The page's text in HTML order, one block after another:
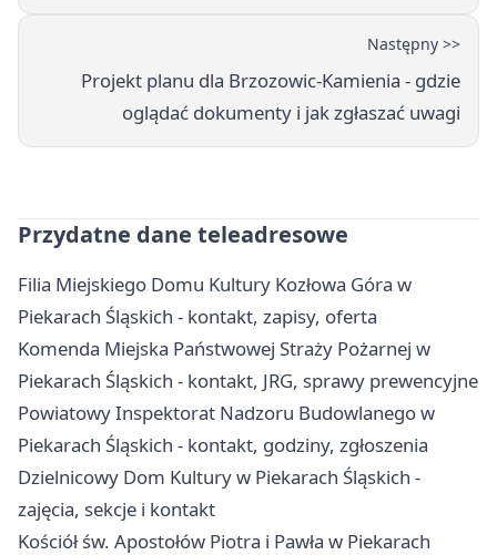
Następny >>
Projekt planu dla Brzozowic-Kamienia - gdzie
oglądać dokumenty i jak zgłaszać uwagi
Przydatne dane teleadresowe
Filia Miejskiego Domu Kultury Kozłowa Góra w
Piekarach Śląskich - kontakt, zapisy, oferta
Komenda Miejska Państwowej Straży Pożarnej w
Piekarach Śląskich - kontakt, JRG, sprawy prewencyjne
Powiatowy Inspektorat Nadzoru Budowlanego w
Piekarach Śląskich - kontakt, godziny, zgłoszenia
Dzielnicowy Dom Kultury w Piekarach Śląskich -
zajęcia, sekcje i kontakt
Kościół św. Apostołów Piotra i Pawła w Piekarach